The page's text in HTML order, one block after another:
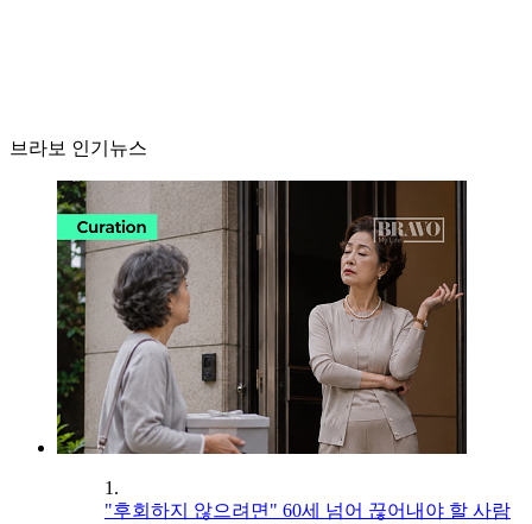
브라보 인기뉴스
1.
"후회하지 않으려면" 60세 넘어 끊어내야 할 사람